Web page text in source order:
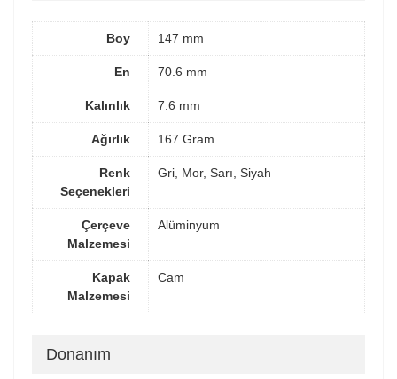
Boy 147 mm
En 70.6 mm
Kalınlık 7.6 mm
Ağırlık 167 Gram
Renk
Seçenekleri
Gri, Mor, Sarı, Siyah
Çerçeve
Malzemesi
Alüminyum
Kapak
Malzemesi
Cam
Donanım